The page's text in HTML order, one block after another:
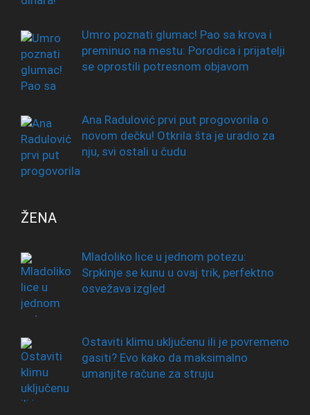
Umro poznati glumac! Pao sa krova i
preminuo na mestu: Porodica i prijatelji
se oprostili potresnom objavom
Ana Radulović prvi put progovorila o
novom dečku! Otkrila šta je uradio za
nju, svi ostali u čudu
ŽENA
Mladoliko lice u jednom potezu:
Srpkinje se kunu u ovaj trik, perfektno
osvežava izgled
Ostaviti klimu uključenu ili je povremeno
gasiti? Evo kako da maksimalno
umanjite račune za struju